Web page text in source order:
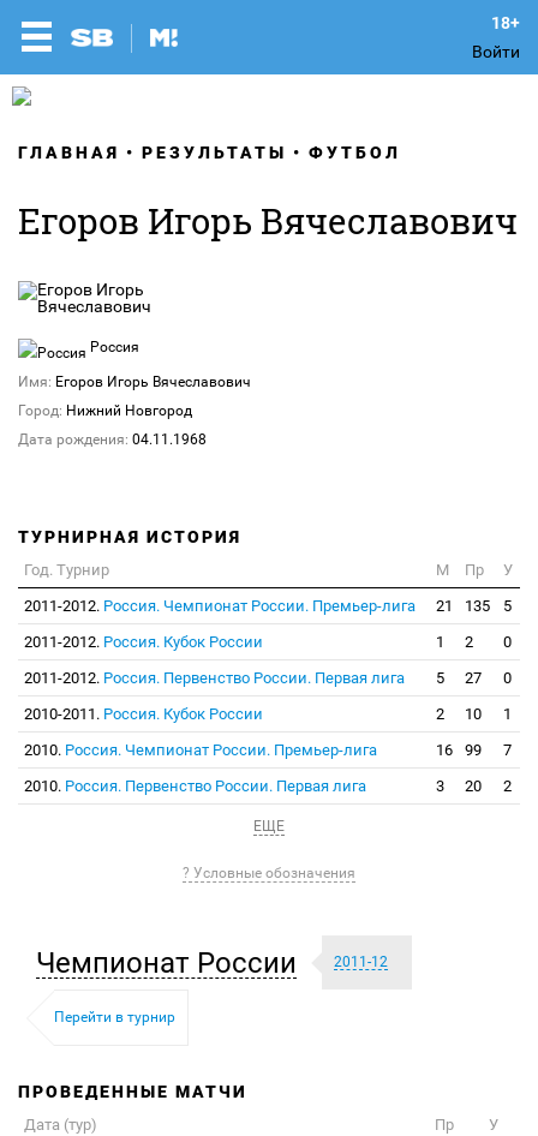
Войти
ГЛАВНАЯ РЕЗУЛЬТАТЫ ФУТБОЛ
Егоров Игорь Вячеславович
Россия
Имя: Егоров Игорь Вячеславович
Город: Нижний Новгород
Дата рождения: 04.11.1968
ТУРНИРНАЯ ИСТОРИЯ
Год. Турнир М Пр
У
2011-2012. Россия. Чемпионат России. Премьер-лига 21 135
5
2011-2012. Россия. Кубок России 1 2
0
2011-2012. Россия. Первенство России. Первая лига 5 27
0
2010-2011. Россия. Кубок России 2 10
1
2010. Россия. Чемпионат России. Премьер-лига 16 99
7
2010. Россия. Первенство России. Первая лига 3 20 2
ЕЩЕ
? Условные обозначения
Чемпионат России 2011-12
Перейти в турнир
ПРОВЕДЕННЫЕ МАТЧИ
Дата (тур) Пр
У